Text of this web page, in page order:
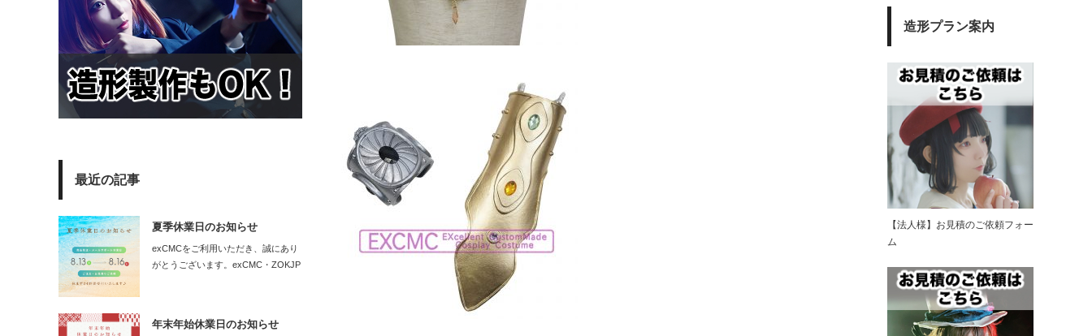
最近の記事
夏季休業日のお知らせ
exCMCをご利用いただき、誠にあり
がとうございます。exCMC・ZOKJP
年末年始休業日のお知らせ
造形プラン案内
【法人様】お見積のご依頼フォー
ム